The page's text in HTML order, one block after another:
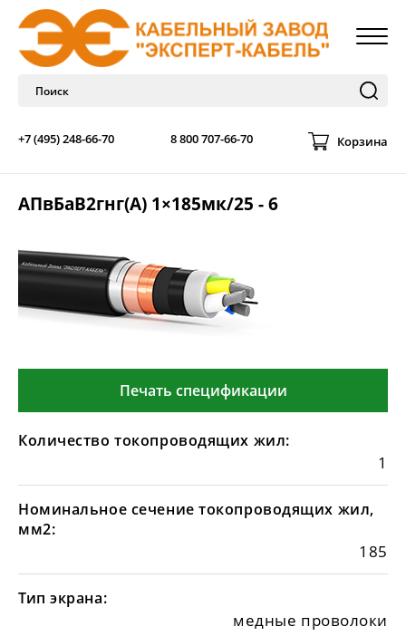
+7 (495) 248-66-70 8 800 707-66-70 Корзина
АПвБаВ2гнг(А) 1×185мк/25 - 6
Печать спецификации
Количество токопроводящих жил:
1
Номинальное сечение токопроводящих жил,
мм2:
185
Тип экрана:
медные проволоки